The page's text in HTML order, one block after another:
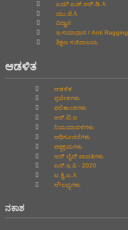
ಎಮ್.ಎಚ್.ಆರ್.ಡಿ.ಸಿ
ಯು.ಜಿ.ಸಿ
ವಿದ್ವಾನ
ಇ-ಸಮಾಧಾನ / Anti Ragging
ಶಿಕ್ಷಣ ಸಚಿವಾಲಯ
ಆಡಳಿತ
ಆಡಳಿತ
ಪ್ರವೇಶಗಳು
ಫಲಿತಾಂಶಗಳು
ಆರ್.ಟಿ.ಐ
ನಿಯಮಾವಳಿಗಳು
ಅಧಿಸೂಚನೆಗಳು
ಪಠ್ಯಕ್ರಮಗಳು
ಆನ್‌ ಲೈನ್‌ ಪಾವತಿಗಳು
ಎನ್.ಇ.ಪಿ - 2020
ಐ.ಕ್ವಿ.ಎ.ಸಿ
ಸೌಲಭ್ಯಗಳು
ನಕಾಶ